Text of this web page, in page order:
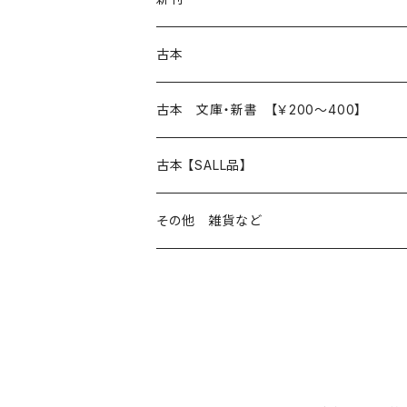
本 の あれこれ
読書のこと
本屋のこと
文芸
近代小説 エッセイ 戯曲（日本人作家）
現代小説 エッセイ 戯曲（日本人作家）
日々 の できこと
日常の 風景 群像
生き方 ライフスタイル
古本
本 の あれこれ
読書のこと
本屋のこと
日本文学
小説 エッセイ 戯曲（日本人作家）
海外文学
古本 文庫・新書 【￥200～400】
日本文学
小説 エッセイ 戯曲
海外文学
古本 【SALL品】
20％OFF
その他 雑貨など